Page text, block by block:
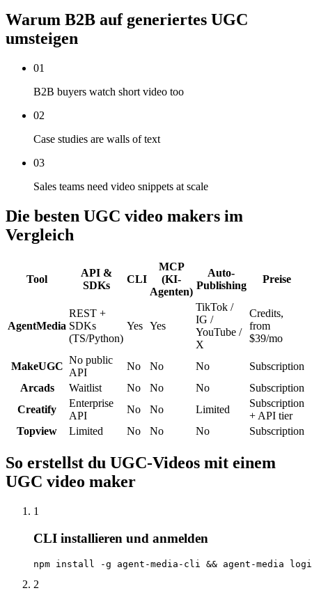
Warum B2B auf generiertes UGC
umsteigen
01
B2B buyers watch short video too
02
Case studies are walls of text
03
Sales teams need video snippets at scale
Die besten UGC video makers im
Vergleich
Tool
API &
SDKs
CLI
MCP
(KI-
Agenten)
Auto-
Publishing
Preise
AgentMedia
REST +
SDKs
(TS/Python)
Yes Yes
TikTok /
IG /
YouTube /
X
Credits,
from
$39/mo
MakeUGC
No public
API
No No No
Subscription
Arcads
Waitlist No No No
Subscription
Creatify
Enterprise
API
No No Limited
Subscription
+ API tier
Topview
Limited No No No Subscription
So erstellst du UGC-Videos mit einem
UGC video maker
1
CLI installieren und anmelden
npm install -g agent-media-cli && agent-media
2